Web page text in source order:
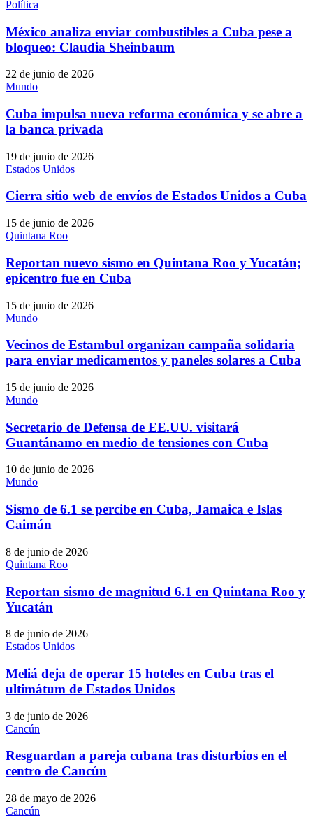
Política
México analiza enviar combustibles a Cuba pese a
bloqueo: Claudia Sheinbaum
22 de junio de 2026
Mundo
Cuba impulsa nueva reforma económica y se abre a
la banca privada
19 de junio de 2026
Estados Unidos
Cierra sitio web de envíos de Estados Unidos a Cuba
15 de junio de 2026
Quintana Roo
Reportan nuevo sismo en Quintana Roo y Yucatán;
epicentro fue en Cuba
15 de junio de 2026
Mundo
Vecinos de Estambul organizan campaña solidaria
para enviar medicamentos y paneles solares a Cuba
15 de junio de 2026
Mundo
Secretario de Defensa de EE.UU. visitará
Guantánamo en medio de tensiones con Cuba
10 de junio de 2026
Mundo
Sismo de 6.1 se percibe en Cuba, Jamaica e Islas
Caimán
8 de junio de 2026
Quintana Roo
Reportan sismo de magnitud 6.1 en Quintana Roo y
Yucatán
8 de junio de 2026
Estados Unidos
Meliá deja de operar 15 hoteles en Cuba tras el
ultimátum de Estados Unidos
3 de junio de 2026
Cancún
Resguardan a pareja cubana tras disturbios en el
centro de Cancún
28 de mayo de 2026
Cancún